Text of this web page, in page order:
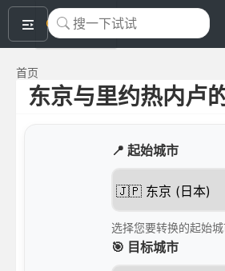
okeyTool
首页
东京与里约热内卢
📍 起始城市
选择您要转换的起始
🎯 目标城市